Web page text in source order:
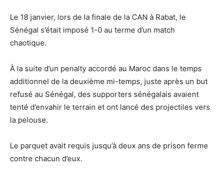
Le 18 janvier, lors de la finale de la CAN à Rabat, le
Sénégal s’était imposé 1-0 au terme d’un match
chaotique.
À la suite d’un penalty accordé au Maroc dans le temps
additionnel de la deuxième mi-temps, juste après un but
refusé au Sénégal, des supporters sénégalais avaient
tenté d’envahir le terrain et ont lancé des projectiles vers
la pelouse.
Le parquet avait requis jusqu’à deux ans de prison ferme
contre chacun d’eux.